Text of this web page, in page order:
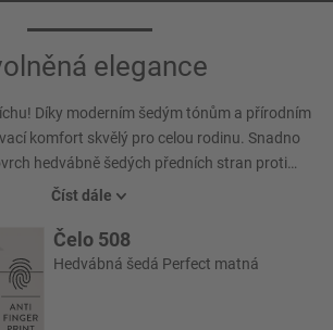
elegance
Díky moderním šedým tónům a přírodním
komfort skvělý pro celou rodinu. Snadno
hedvábně šedých předních stran proti
praktický pro každodenní život s dětmi.
z pravého dřeva dodává místnosti další
hřejivé vyzařování.
Číst dále
Čelo 508
Hedvábná šedá Perfect matná